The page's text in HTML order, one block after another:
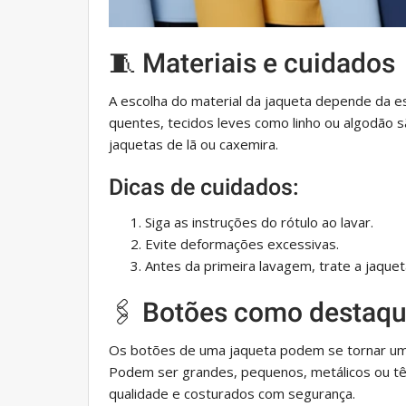
🧵 Materiais e cuidados
A escolha do material da jaqueta depende da
quentes, tecidos leves como linho ou algodão
jaquetas de lã ou caxemira.
Dicas de cuidados:
Siga as instruções do rótulo ao lavar.
Evite deformações excessivas.
Antes da primeira lavagem, trate a
🖇️ Botões como
Os botões de uma jaqueta podem se tornar
Podem ser grandes, pequenos, metálicos ou
qualidade e costurados com segurança.